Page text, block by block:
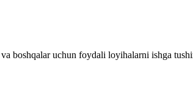
boshqalar uchun foydali loyihalarni ishga